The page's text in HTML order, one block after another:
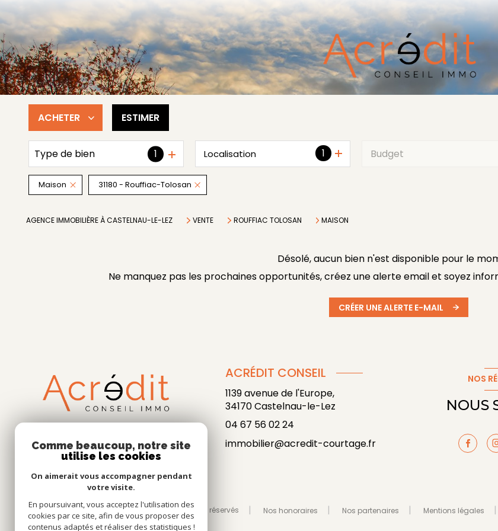
ACHETER
De l'ancien
ESTIMER
Type de bien 1 1
Localisation Budget
Maison 31180 - Rouffiac-Tolosan
AGENCE IMMOBILIÈRE À CASTELNAU-LE-LEZ VENTE ROUFFIAC TOLOSAN MAISON
Désolé, aucun bien n'est disponible pour le
Ne manquez pas les prochaines opportunités, créez une alerte email et soyez
CRÉER UNE ALERTE E-MAIL
ACRÉDIT CONSEIL
1139 avenue de l'Europe,
34170Castelnau-le-Lez
04 67 56 02 24
immobilier@acredit-courtage.fr
NOS
NOUS
© 2026 | Tous droits réservés Nos honoraires Nos partenaires Mentions légales
Comme beaucoup, notre site
utilise les cookies
On aimerait vous accompagner pendant
votre visite.
En poursuivant, vous acceptez l'utilisation des
cookies par ce site, afin de vous proposer des
contenus adaptés et réaliser des statistiques !